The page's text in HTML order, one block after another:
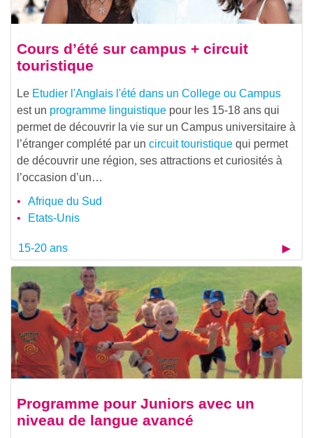
Cours d’été sur campus + circuit
touristique
Le Etudier l'Anglais l'été dans un College ou Campus
est un programme linguistique pour les 15-18 ans qui
permet de découvrir la vie sur un Campus universitaire à
l’étranger complété par un circuit touristique qui permet
de découvrir une région, ses attractions et curiosités à
l’occasion d’un…
Afrique du Sud
Etats-Unis
15-20 ans
Programme pour Juniors avec un
niveau de langue avancé